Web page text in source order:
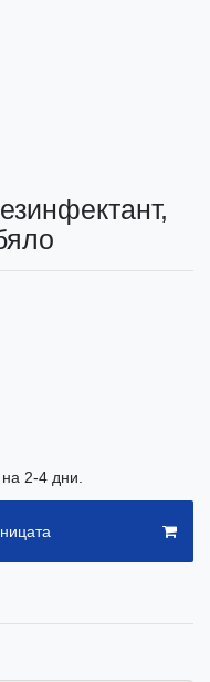
2-4 дни.